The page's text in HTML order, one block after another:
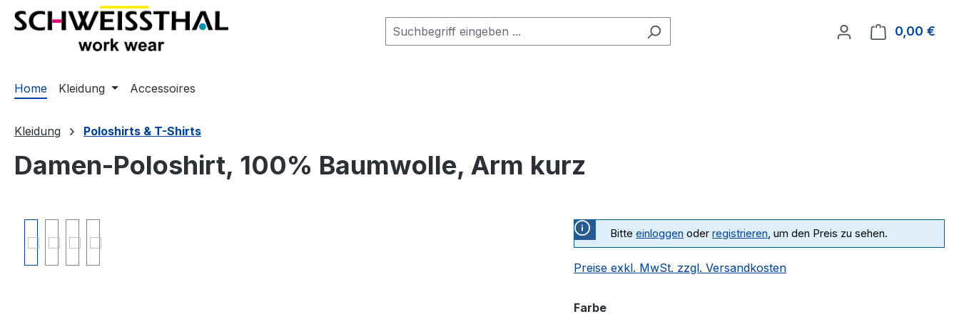
Zur Hauptnavigation springen
0,00 €
Home Kleidung Accessoires
Kleidung Poloshirts & T-Shirts
Damen-Poloshirt, 100% Baumwolle, Arm kurz
Bitte einloggen oder registrieren, um den Preis zu sehen.
Preise exkl. MwSt. zzgl. Versandkosten
Farbeauswählen